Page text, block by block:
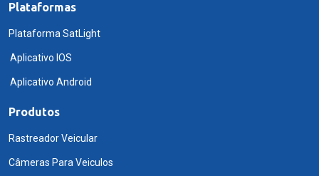
Plataformas
Plataforma SatLight
Aplicativo IOS
Aplicativo Android
Produtos
Rastreador Veicular
Câmeras Para Veiculos